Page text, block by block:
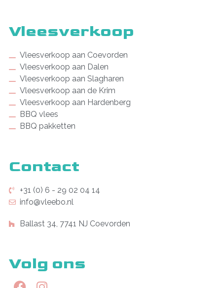
Vleesverkoop
Vleesverkoop aan Coevorden
Vleesverkoop aan Dalen
Vleesverkoop aan Slagharen
Vleesverkoop aan de Krim
Vleesverkoop aan Hardenberg
BBQ vlees
BBQ pakketten
Contact
+31 (0) 6 - 29 02 04 14
info@vleebo.nl
Ballast 34, 7741 NJ Coevorden
Volg ons